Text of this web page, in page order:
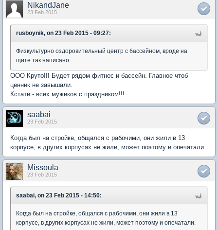
NikandJane
23 Feb 2015
rusboynik, on 23 Feb 2015 - 09:27:
Физкультурно оздоровительный центр с бассейном, вроде на
щите так написано.
ООО Круто!!! Будет рядом фитнес и бассейн. Главное чтоб
ценник не завышали.
Кстати - всех мужиков с праздником!!!
saabai
23 Feb 2015
Когда был на стройке, общался с рабочими, они жили в 13
корпусе, в других корпусах не жили, может поэтому и опечатали.
Missoula
23 Feb 2015
saabai, on 23 Feb 2015 - 14:50:
Когда был на стройке, общался с рабочими, они жили в 13
корпусе, в других корпусах не жили, может поэтому и опечатали.